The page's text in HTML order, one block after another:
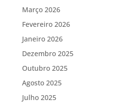
Março 2026
Fevereiro 2026
Janeiro 2026
Dezembro 2025
Outubro 2025
Agosto 2025
Julho 2025